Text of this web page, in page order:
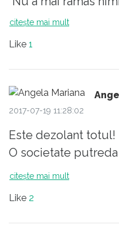
plecat. Au taiat
Acum intelegeti
solidaritate? http://
esential-21911786-
anturajul-lui-
afacere-actionari-
statul-pierdut-150-
citește mai mult
Like 1
2017-07-19 11:28:02
Este dezolant totul!
O societate
citește mai mult
Like 2